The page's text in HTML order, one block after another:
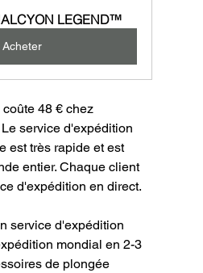
LEGEND™
Acheter
48 € chez
Le service d'expédition
est très rapide et est
entier. Chaque client
d'expédition en direct.
service d'expédition
mondial en 2-3
de plongée